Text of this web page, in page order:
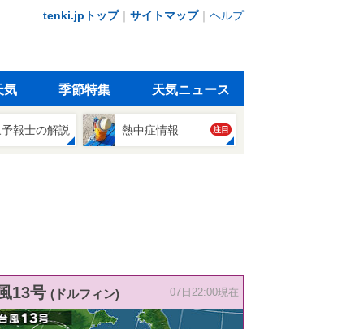
tenki.jpトップ｜ サイトマップ｜ ヘルプ
気 季節特集 天気ニュース
報士の解説 熱中症情報 注目
13号 (ドルフィン) 07日22:00現在